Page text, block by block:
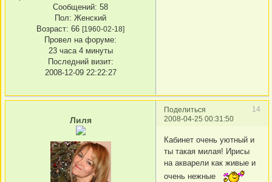
Сообщений: 58
Пол: Женский
Возраст: 66 [1960-02-18]
Провел на форуме:
23 часа 4 минуты
Последний визит:
2008-12-09 22:22:27
Поделиться
14
2008-04-25 00:31:50
Лиля
Кабинет очень уютный и
ты такая милая! Ирисы
на акварели как живые и
очень нежные